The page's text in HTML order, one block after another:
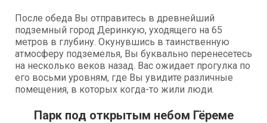
После обеда Вы отправитесь в древнейший
подземный город Деринкую, уходящего на 65
метров в глубину. Окунувшись в таинственную
атмосферу подземелья, Вы буквально перенесетесь
на несколько веков назад. Вас ожидает прогулка по
его восьми уровням, где Вы увидите различные
помещения, в которых когда-то жили люди.
Парк под открытым небом Гёреме